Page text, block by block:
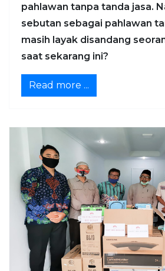
pahlawan tanpa tanda jasa.
sebutan sebagai pahlawan
masih layak disandang
saat sekarang ini?
Read more ...